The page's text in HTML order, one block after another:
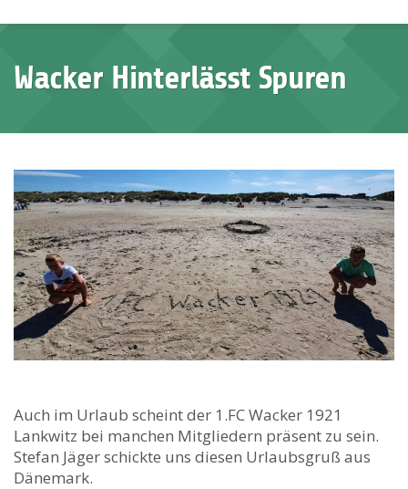
Wacker Hinterlässt Spuren
Auch im Urlaub scheint der 1.FC Wacker 1921
Lankwitz bei manchen Mitgliedern präsent zu sein.
Stefan Jäger schickte uns diesen Urlaubsgruß aus
Dänemark.